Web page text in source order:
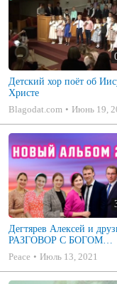
Детский хор поёт об
Христе
Blagodat.com
Июнь 19,
Дегтярев Алексей и
РАЗГОВОР С БОГОМ
Христианские песни
2021 (7я)
Peace Июль 13, 2021